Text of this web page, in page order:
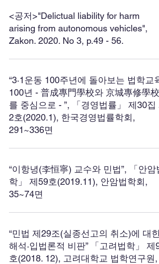
<공저>"Delictual liability for harm
arising from autonomous vehicles",
Zakon. 2020. No 3, p.49 - 56.
“3·1운동 100주년에 돌아보는 법학교육
100년 - 普成專門學校와 京城專修學校
를 중심으로 - ”, 「경영법률」 제30집
2호(2020.1), 한국경영법률학회,
291~336면
“이항녕(李恒寧) 교수와 민법”, 「안암
학」 제59호(2019.11), 안암법학회,
35~74면
“민법 제29조(실종선고의 취소)에 대한
해석·입법론적 비판” 「고려법학」 제
호(2018. 12), 고려대학교 법학연구원,